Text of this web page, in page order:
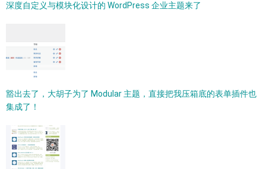
深度自定义与模块化设计的 WordPress 企业主题来了
豁出去了，大胡子为了 Modular 主题，直接把我压箱底的表单插件也
集成了！